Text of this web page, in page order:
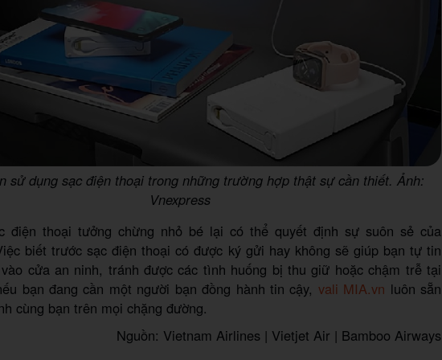
sử dụng sạc điện thoại trong những trường hợp thật sự cần thiết. Ảnh:
Vnexpress
điện thoại tưởng chừng nhỏ bé lại có thể quyết định sự suôn sẻ của
biết trước sạc điện thoại có được ký gửi hay không sẽ giúp bạn tự tin
cửa an ninh, tránh được các tình huống bị thu giữ hoặc chậm trễ tại
bạn đang cần một người bạn đồng hành tin cậy, vali MIA.vn luôn sẵn
cùng bạn trên mọi chặng đường.
Nguồn: Vietnam Airlines | Vietjet Air | Bamboo Airways